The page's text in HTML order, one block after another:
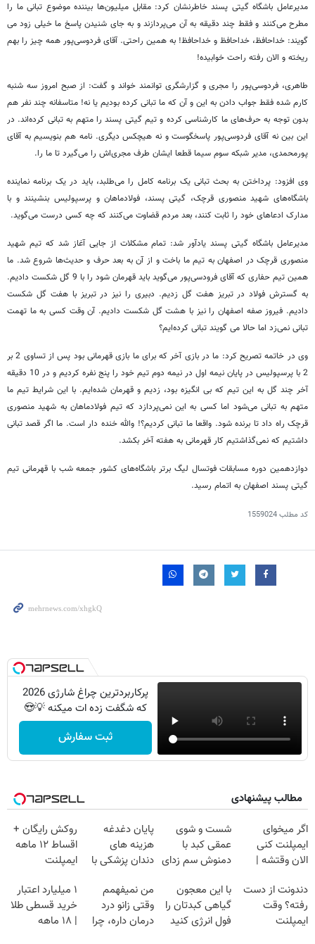
مدیرعامل باشگاه گیتی پسند خاطرنشان کرد: مقابل میلیون‌ها بیننده موضوع تبانی ما را
مطرح می‌کنند و فقط چند دقیقه به آن می‌پردازند و به جای شنیدن پاسخ ما خیلی زود می
گویند: خداحافظ، خداحافظ و خداحافظ! به همین راحتی. آقای فردوسی‌پور همه چیز را بهم
ریخته و الان رفته راحت خوابیده!
طاهری، فردوسی‌پور را مجری و گزارشگری توانمند خواند و گفت: از صبح امروز سه شنبه
کارم شده فقط جواب دادن به این و آن که ما تبانی کرده بودیم یا نه! متاسفانه چند نفر هم
بدون توجه به حرف‌های ما کارشناسی کرده و تیم گیتی پسند را متهم به تبانی کرده‌اند. در
این بین نه آقای فردوسی‌پور پاسخگوست و نه هیچکس دیگری. نامه هم بنویسیم به آقای
پورمحمدی، مدیر شبکه سوم سیما قطعا ایشان طرف مجری‌اش را می‌گیرد تا ما را.
وی افزود: پرداختن به بحث تبانی یک برنامه کامل را می‌طلبد، باید در یک برنامه نماینده
باشگاه‌های شهید منصوری قرچک، گیتی پسند، فولادماهان و پرسپولیس بنشینند و با
مدارک ادعاهای خود را ثابت کنند، بعد مردم قضاوت می‌کنند که چه کسی درست می‌گوید.
مدیرعامل باشگاه گیتی پسند یادآور شد: تمام مشکلات از جایی آغاز شد که تیم شهید
منصوری قرچک در اصفهان به تیم ما باخت و از آن به بعد حرف و حدیث‌ها شروع شد. ما
همین تیم حفاری که آقای فرودسی‌پور می‌گوید باید قهرمان شود را با 9 گل شکست دادیم.
به گسترش فولاد در تبریز هفت گل زدیم. دبیری را نیز در تبریز با هفت گل شکست
دادیم. فیروز صفه اصفهان را نیز با هشت گل شکست دادیم. آن وقت کسی به ما تهمت
تبانی نمی‌زد اما حالا می گویند تبانی کرده‌ایم؟
وی در خاتمه تصریح کرد: ما در بازی آخر که برای ما بازی قهرمانی بود پس از تساوی 2 بر
2 با پرسپولیس در پایان نیمه اول در نیمه دوم تیم خود را پنج نفره کردیم و در 10 دقیقه
آخر چند گل به این تیم که بی انگیزه بود، زدیم و قهرمان شده‌ایم. با این شرایط تیم ما
متهم به تبانی می‌شود اما کسی به این نمی‌پردازد که تیم فولادماهان به شهید منصوری
قرچک راه داد تا برنده شود. واقعا ما تبانی کردیم؟! والله خنده دار است. ما اگر قصد تبانی
داشتیم که نمی‌گذاشتیم کار قهرمانی به هفته آخر بکشد.
دوازدهمین دوره مسابقات فوتسال لیگ برتر باشگاه‌های کشور جمعه شب با قهرمانی تیم
گیتی پسند اصفهان به اتمام رسید.
کد مطلب1559024
پرکاربردترین چراغ شارژی 2026
که شگفت زده ات میکنه 💡😍
ثبت سفارش
مطالب پیشنهادی
اگر میخوای
ایمپلنت کنی
الان وقتشه |
میلیون تومان!!!
شست و شوی
عمقی کبد با
دمنوش سم زدای
پایان دغدغه
هزینه های
دندان پزشکی با
خانگی
روکش رایگان +
اقساط ۱۲ ماهه
ایمپلنت
دندونت از دست
رفته؟ وقت
ایمپلنت
با این معجون
گیاهی کبدتان را
فول انرژی کنید
من نمیفهمم
وقتی زانو درد
درمان داره، چرا
۱ میلیارد اعتبار
خرید قسطی طلا
| ۱۸ ماهه